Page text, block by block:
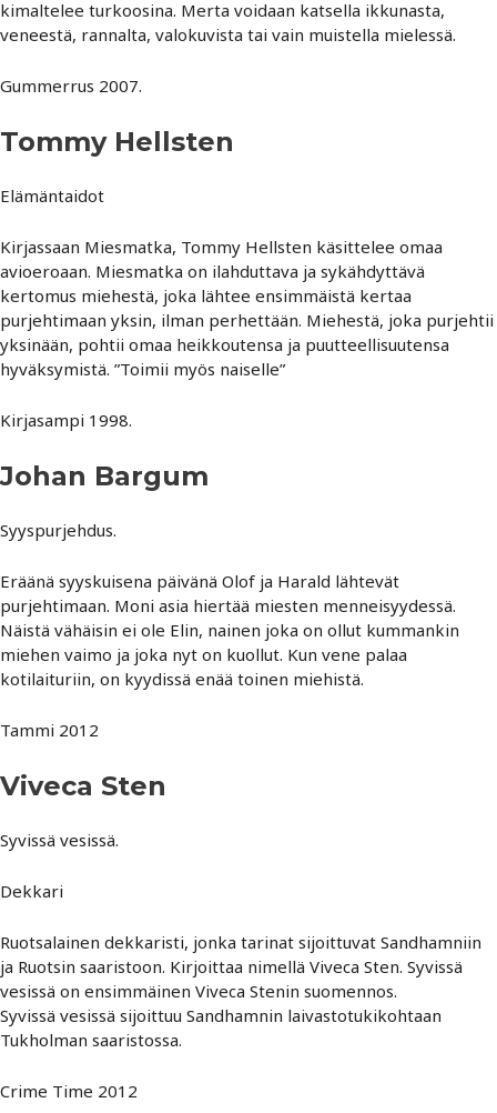
kimaltelee turkoosina. Merta voidaan katsella ikkunasta,
veneestä, rannalta, valokuvista tai vain muistella mielessä.
Gummerrus 2007.
Tommy Hellsten
Elämäntaidot
Kirjassaan Miesmatka, Tommy Hellsten käsittelee omaa
avioeroaan. Miesmatka on ilahduttava ja sykähdyttävä
kertomus miehestä, joka lähtee ensimmäistä kertaa
purjehtimaan yksin, ilman perhettään. Miehestä, joka purjehtii
yksinään, pohtii omaa heikkoutensa ja puutteellisuutensa
hyväksymistä. ”Toimii myös naiselle”
Kirjasampi 1998.
Johan Bargum
Syyspurjehdus.
Eräänä syyskuisena päivänä Olof ja Harald lähtevät
purjehtimaan. Moni asia hiertää miesten menneisyydessä.
Näistä vähäisin ei ole Elin, nainen joka on ollut kummankin
miehen vaimo ja joka nyt on kuollut. Kun vene palaa
kotilaituriin, on kyydissä enää toinen miehistä.
Tammi 2012
Viveca Sten
Syvissä vesissä.
Dekkari
Ruotsalainen dekkaristi, jonka tarinat sijoittuvat Sandhamniin
ja Ruotsin saaristoon. Kirjoittaa nimellä Viveca Sten. Syvissä
vesissä on ensimmäinen Viveca Stenin suomennos.
Syvissä vesissä sijoittuu Sandhamnin laivastotukikohtaan
Tukholman saaristossa.
Crime Time 2012